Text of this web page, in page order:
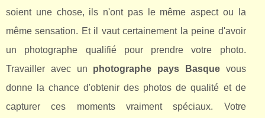
soient une chose, ils n'ont pas le même aspect ou la
même sensation. Et il vaut certainement la peine d'avoir
un photographe qualifié pour prendre votre photo.
Travailler avec un photographe pays Basquevous
donne la chance d'obtenir des photos de qualité et de
capturer ces moments vraiment spéciaux. Votre